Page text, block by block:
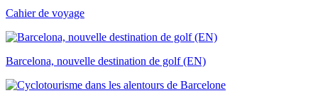
Cahier de voyage
Barcelona, nouvelle destination de golf (EN)